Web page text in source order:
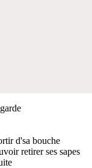
d'sa bouche
retirer ses sapes